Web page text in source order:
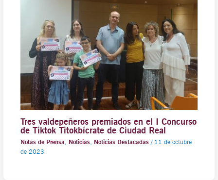
Tres valdepeñeros premiados en el I Concurso
de Tiktok Titokbícrate de Ciudad Real
Notas de Prensa, Noticias, Noticias Destacadas/ 11 de octubre
de 2023